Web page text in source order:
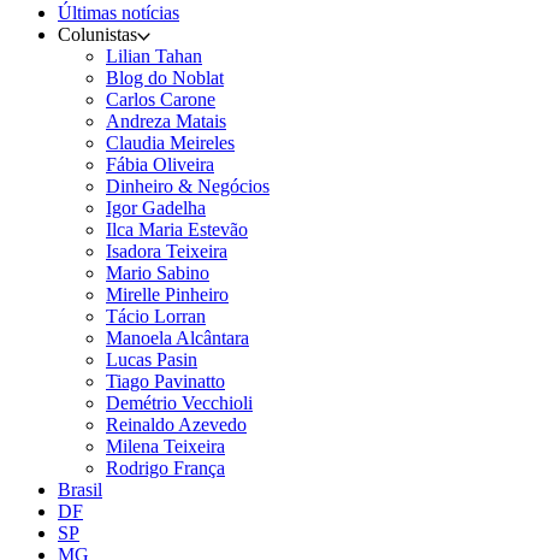
Últimas notícias
Colunistas
Lilian Tahan
Blog do Noblat
Carlos Carone
Andreza Matais
Claudia Meireles
Fábia Oliveira
Dinheiro & Negócios
Igor Gadelha
Ilca Maria Estevão
Isadora Teixeira
Mario Sabino
Mirelle Pinheiro
Tácio Lorran
Manoela Alcântara
Lucas Pasin
Tiago Pavinatto
Demétrio Vecchioli
Reinaldo Azevedo
Milena Teixeira
Rodrigo França
Brasil
DF
SP
MG